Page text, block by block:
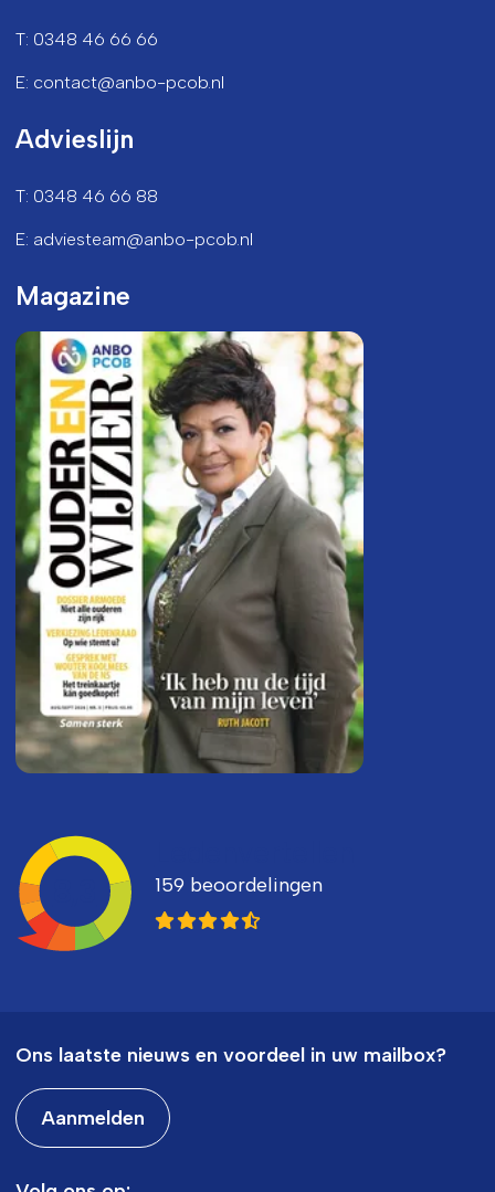
T: 0348 46 66 66
E: contact@anbo-pcob.nl
Advieslijn
T: 0348 46 66 88
E: adviesteam@anbo-pcob.nl
Magazine
159 beoordelingen
Ons laatste nieuws en voordeel in uw mailbox?
Aanmelden